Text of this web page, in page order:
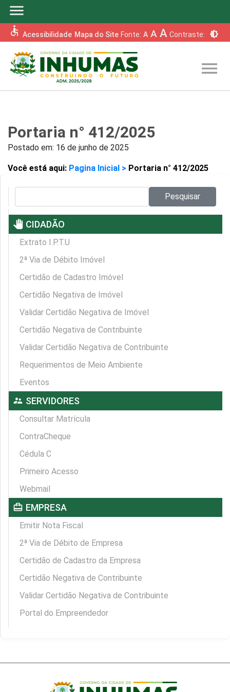
menu
accessible Acessibilidade Mapa do Site Fonte: A A A Contraste: brightness_6
menu
Portaria n° 412/2025
Postado em: 16 de junho de 2025
Você está aqui: Pagina Inicial > Portaria n° 412/2025
Pesquisar
pan_tool CIDADÃO
Extrato I.P.T.U
2ª Via de Débito Imóvel
Certidão de Cadastro Imóvel
Certidão Negativa de Imóvel
Validar Certidão Negativa de Imóvel
Certidão Negativa de Contribuinte
Validar Certidão Negativa de Contribuinte
Requerimentos de Meio Ambiente
Eventos
supervisor_account SERVIDORES
Consultar Matrícula
ContraCheque
Cédula C
Primeiro Acesso
Webmail
card_travel EMPRESA
Emitir Nota Fiscal
2ª Via de Débito de Empresa
Certidão de Cadastro da Empresa
Certidão Negativa de Contribuinte
Validar Certidão Negativa de Contribuinte
Portal do Empreendedor